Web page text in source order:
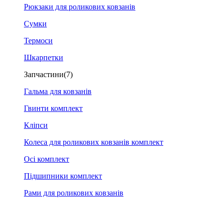
Рюкзаки для роликових ковзанів
Сумки
Термоси
Шкарпетки
Запчастини(7)
Гальма для ковзанів
Гвинти комплект
Кліпси
Колеса для роликових ковзанів комплект
Осі комплект
Підшипники комплект
Рами для роликових ковзанів